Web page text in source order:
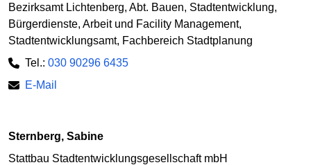
Bezirksamt Lichtenberg, Abt. Bauen, Stadtentwicklung,
Bürgerdienste, Arbeit und Facility Management,
Stadtentwicklungsamt, Fachbereich Stadtplanung
Tel.: 030 90296 6435
E-Mail
Sternberg, Sabine
Stattbau Stadtentwicklungsgesellschaft mbH